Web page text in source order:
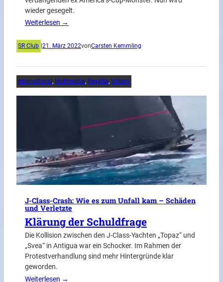
wieder gesegelt.
Weiterlesen →
SR Club 21. März 2022vonCarsten Kemmling
International, Multimedia, Regatta, Videos
J-Class-Crash: Wie es zum Unfall kam – Schäden
und Verletzte
Klärung der Schuldfrage
Die Kollision zwischen den J-Class-Yachten „Topaz“ und
„Svea“ in Antigua war ein Schocker. Im Rahmen der
Protestverhandlung sind mehr Hintergründe klar
geworden.
Weiterlesen →